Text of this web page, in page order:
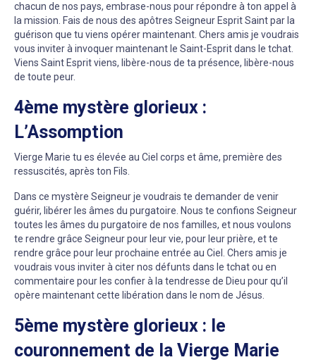
chacun de nos pays, embrase-nous pour répondre à ton appel à
la mission. Fais de nous des apôtres Seigneur Esprit Saint par la
guérison que tu viens opérer maintenant. Chers amis je voudrais
vous inviter à invoquer maintenant le Saint-Esprit dans le tchat.
Viens Saint Esprit viens, libère-nous de ta présence, libère-nous
de toute peur.
4ème mystère glorieux :
L’Assomption
Vierge Marie tu es élevée au Ciel corps et âme, première des
ressuscités, après ton Fils.
Dans ce mystère Seigneur je voudrais te demander de venir
guérir, libérer les âmes du purgatoire. Nous te confions Seigneur
toutes les âmes du purgatoire de nos familles, et nous voulons
te rendre grâce Seigneur pour leur vie, pour leur prière, et te
rendre grâce pour leur prochaine entrée au Ciel. Chers amis je
voudrais vous inviter à citer nos défunts dans le tchat ou en
commentaire pour les confier à la tendresse de Dieu pour qu’il
opère maintenant cette libération dans le nom de Jésus.
5ème mystère glorieux : le
couronnement de la Vierge Marie